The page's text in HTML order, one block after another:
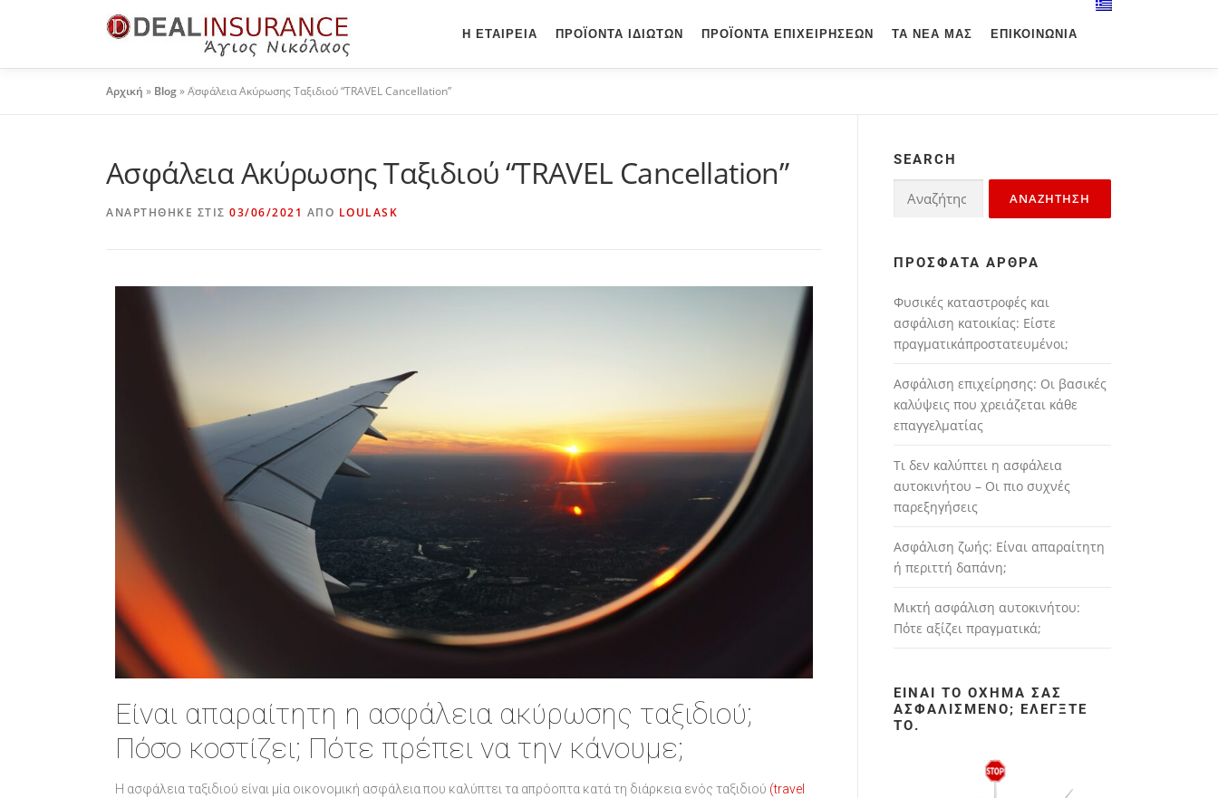
Η ΕΤΑΙΡΕΊΑ ΠΡΟΪΌΝΤΑ ΙΔΙΩΤΏΝ ΠΡΟΪΌΝΤΑ ΕΠΙΧΕΙΡΉΣΕΩΝ ΤΑ ΝΈΑ ΜΑΣ ΕΠΙΚΟΙΝΩΝΊΑ
Αρχική » Blog»Ασφάλεια Ακύρωσης Ταξιδιού “TRAVEL Cancellation”
Ασφάλεια Ακύρωσης Ταξιδιού “TRAVEL Cancellation”
ΑΝΑΡΤΉΘΗΚΕ ΣΤΙΣ 03/06/2021 ΑΠΌ LOULASK
Είναι απαραίτητη η ασφάλεια ακύρωσης ταξιδιού;
Πόσο κοστίζει; Πότε πρέπει να την κάνουμε;
Η ασφάλεια ταξιδιού είναι μία οικονομική ασφάλεια που καλύπτει τα απρόοπτα κατά τη διάρκεια ενός ταξιδιού (travel
SEARCH
ΠΡΌΣΦΑΤΑ ΆΡΘΡΑ
Φυσικές καταστροφές και
ασφάλιση κατοικίας: Είστε
πραγματικάπροστατευμένοι;
Ασφάλιση επιχείρησης: Οι βασικές
καλύψεις που χρειάζεται κάθε
επαγγελματίας
Τι δεν καλύπτει η ασφάλεια
αυτοκινήτου – Οι πιο συχνές
παρεξηγήσεις
Ασφάλιση ζωής: Είναι απαραίτητη
ή περιττή δαπάνη;
Μικτή ασφάλιση αυτοκινήτου:
Πότε αξίζει πραγματικά;
ΕΊΝΑΙ ΤΟ ΌΧΗΜΆ ΣΑΣ
ΑΣΦΑΛΙΣΜΈΝΟ; ΕΛΈΓΞΤΕ
ΤΟ.